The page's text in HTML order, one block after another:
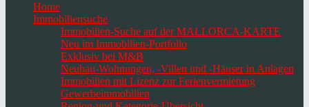
Home
Immobiliensuche
Immobilien-Suche auf der MALLORCA-KARTE
Neu im Immobilien-Portfolio
Exklusiv bei M&B
Neubau-Wohnungen, -Villen und -Häuser in Anlagen
Immobilien mit Lizenz zur Ferienvermietung
Gewerbeimmobilien